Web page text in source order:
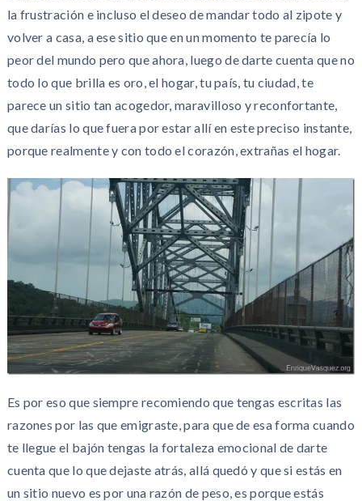
la frustración e incluso el deseo de mandar todo al zipote y
volver a casa, a ese sitio que en un momento te parecía lo
peor del mundo pero que ahora, luego de darte cuenta que no
todo lo que brilla es oro, el hogar, tu país, tu ciudad, te
parece un sitio tan acogedor, maravilloso y reconfortante,
que darías lo que fuera por estar allí en este preciso instante,
porque realmente y con todo el corazón, extrañas el hogar.
Es por eso que siempre recomiendo que tengas escritas las
razones por las que emigraste, para que de esa forma cuando
te llegue el bajón tengas la fortaleza emocional de darte
cuenta que lo que dejaste atrás, allá quedó y que si estás en
un sitio nuevo es por una razón de peso, es porque estás